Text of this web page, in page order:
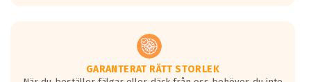
Vid körning i över 50km/h brukar
rullmotståndets ljud överträffa
GARANTERAT RÄTT STORLEK